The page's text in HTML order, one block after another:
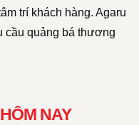
trí khách hàng. Agaru
cầu quảng bá thương
NAY